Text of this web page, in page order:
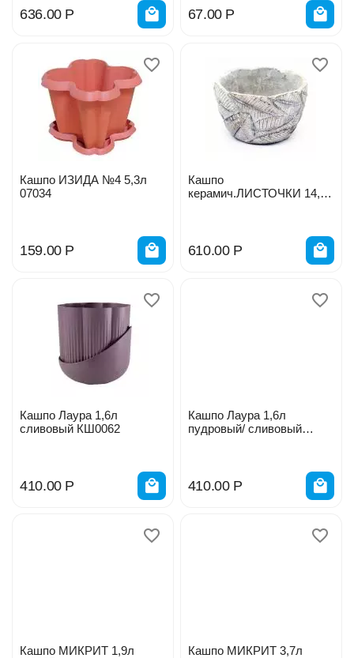
636.00 Р 67.00 Р
Кашпо ИЗИДА №4 5,3л
07034
159.00 Р
Кашпо
керамич.ЛИСТОЧКИ 14,5
610.00 Р
Кашпо Лаура 1,6л
сливовый КШ0062
410.00 Р
Кашпо Лаура 1,6л
пудровый/ сливовый
410.00 Р
Кашпо МИКРИТ 1,9л
Кашпо МИКРИТ 3,7л